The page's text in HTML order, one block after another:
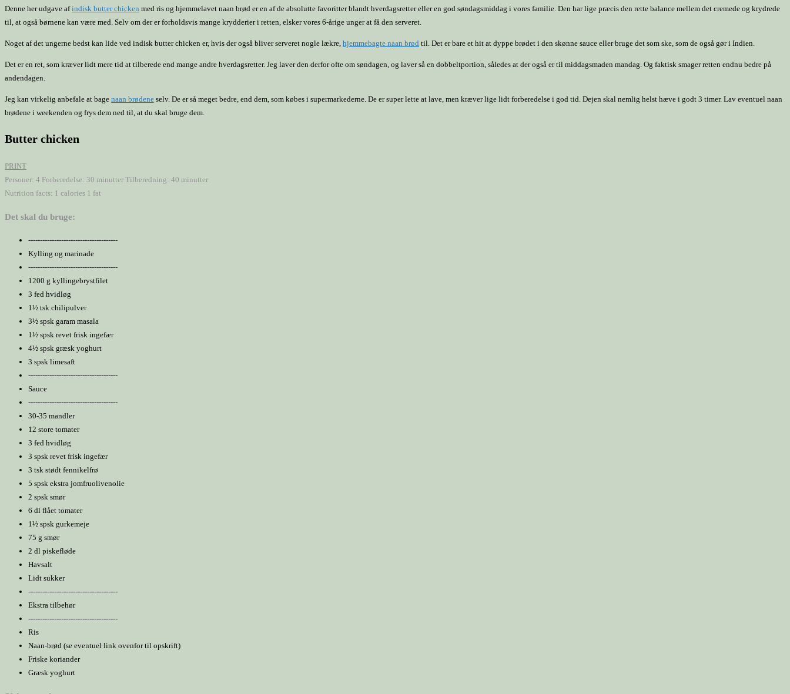
Denne her udgave afindisk butter chicken med ris og hjemmelavet naan brød er en af de absolutte favoritter blandt hverdagsretter eller en god søndagsmiddag i vores familie. Den har lige præcis den rette balance mellem det cremede og krydrede
til, at også børnene kan være med. Selv om der er forholdsvis mange krydderier i retten, elsker vores 6-årige unger at få den serveret.
Noget af det ungerne bedst kan lide ved indisk butter chicken er, hvis der også bliver serveret nogle lækre, hjemmebagte naan brød til. Det er bare et hit at dyppe brødet i den skønne sauce eller bruge det som ske, som de også gør i Indien.
Det er en ret, som kræver lidt mere tid at tilberede end mange andre hverdagsretter. Jeg laver den derfor ofte om søndagen, og laver så en dobbeltportion, således at der også er til middagsmaden mandag. Og faktisk smager retten endnu bedre på
andendagen.
Jeg kan virkelig anbefale at bage naan brødene selv. De er så meget bedre, end dem, som købes i supermarkederne. De er super lette at lave, men kræver lige lidt forberedelse i god tid. Dejen skal nemlig helst hæve i godt 3 timer. Lav eventuel naan
brødene i weekenden og frys dem ned til, at du skal bruge dem.
Butter chicken
PRINT
Personer: 4 Forberedelse: 30 minutter Tilberedning: 40 minutter
Nutrition facts: 1 calories 1 fat
Det skal du bruge:
--------------------------------------
Kylling og marinade
--------------------------------------
1200 g kyllingebrystfilet
3 fed hvidløg
1½ tsk chilipulver
3½ spsk garam masala
1½ spsk revet frisk ingefær
4½ spsk græsk yoghurt
3 spsk limesaft
--------------------------------------
Sauce
--------------------------------------
30-35 mandler
12 store tomater
3 fed hvidløg
3 spsk revet frisk ingefær
3 tsk stødt fennikelfrø
5 spsk ekstra jomfruolivenolie
2 spsk smør
6 dl flået tomater
1½ spsk gurkemeje
75 g smør
2 dl piskefløde
Havsalt
Lidt sukker
--------------------------------------
Ekstra tilbehør
--------------------------------------
Ris
Naan-brød (se eventuel link ovenfor til opskrift)
Friske koriander
Græsk yoghurt